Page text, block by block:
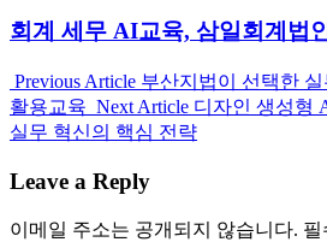
회계 세무 AI교육, 삼일회계법
Previous Article Previous
Post:
부산지법이 선택한
활용교육 Next Article Next
Post:
디자인 생성형
실무 혁신의 핵심 전략
Leave a Reply
이메일 주소는 공개되지 않습니다. 필